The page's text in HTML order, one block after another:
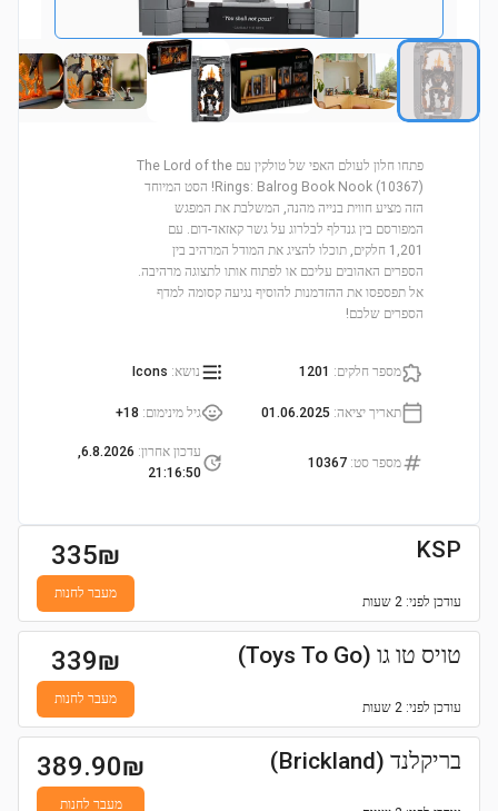
פתחו חלון לעולם האפי של טולקין עם The Lord of the
Rings: Balrog Book Nook (10367)! הסט המיוחד
הזה מציע חווית בנייה מהנה, המשלבת את המפגש
המפורסם בין גנדלף לבלרוג על גשר קאזאד-דום. עם
1,201 חלקים, תוכלו להציג את המודל המרהיב בין
הספרים האהובים עליכם או לפתוח אותו לתצוגה מרהיבה.
אל תפספסו את ההזדמנות להוסיף נגיעה קסומה למדף
הספרים שלכם!
מספר חלקים:
1201 נושא:
Icons
תאריך יציאה:
01.06.2025 גיל מינימום:
18+
מספר סט:
10367
עדכון אחרון:
6.8.2026,
21:16:50
KSP
עודכן לפני: 2 שעות
335₪
מעבר לחנות
טויס טו גו (Toys To Go)
עודכן לפני: 2 שעות
339₪
מעבר לחנות
בריקלנד (Brickland) 389.90₪
מעבר לחנות